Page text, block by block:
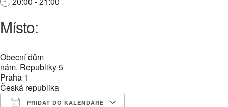
Místo:
Obecní dům
nám. Republiky 5
Praha 1
Česká republika
PŘIDAT DO KALENDÁŘE